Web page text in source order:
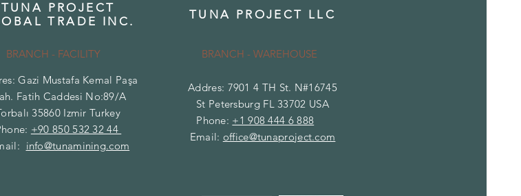
TUNA PROJECT
TRADE INC.
BRANCH - FACILITY
Gazi Mustafa Kemal Paşa
Fatih Caddesi No:89/A
35860 Izmir Turkey
+90 850 532 32 44
info@tunamining.com
TUNA PROJECT LLC
BRANCH - WAREHOUSE
Addres: 7901 4 TH St. N#16745
St Petersburg FL 33702 USA
Phone: +1 908 444 6 888
Email: office@tunaproject.com